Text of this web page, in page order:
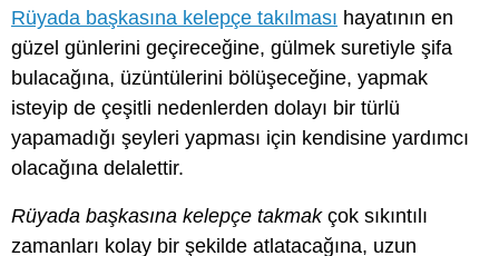
Rüyada başkasına kelepçe takılması hayatının en
güzel günlerini geçireceğine, gülmek suretiyle şifa
bulacağına, üzüntülerini bölüşeceğine, yapmak
isteyip de çeşitli nedenlerden dolayı bir türlü
yapamadığı şeyleri yapması için kendisine yardımcı
olacağına delalettir.
Rüyada başkasına kelepçe takmakçok sıkıntılı
zamanları kolay bir şekilde atlatacağına, uzun